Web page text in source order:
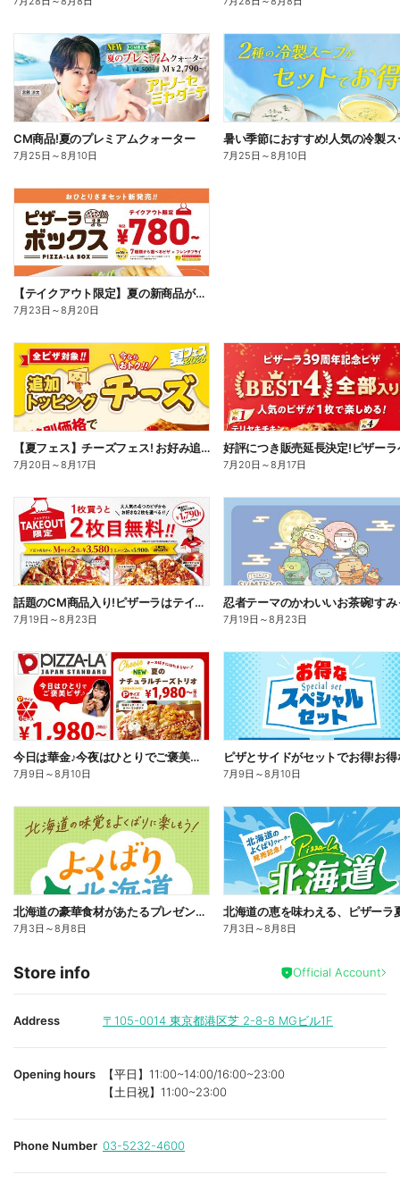
CM商品!夏のプレミアムクォーター
7月25日 ～8月10日 7月25日 ～8月10日
【テイクアウト限定】夏の新商品が加わった、ピザーラボックス
7月23日 ～8月20日
【夏フェス】チーズフェス! お好み追加トッピング「チーズ」が半額以下で注文できる!
7月20日 ～8月17日 7月20日 ～8月17日
話題のCM商品入り!ピザーラはテイクアウトがお得!2枚目無料
7月19日 ～8月23日 7月19日 ～8月23日
今日は華金♪今夜はひとりでご褒美ピザ!ピザーラトリオ
7月9日 ～8月10日 7月9日 ～8月10日
北海道の豪華食材があたるプレゼントキャンペーン
7月3日 ～8月8日 7月3日 ～8月8日
Store info Official Account
Address 〒105-0014 東京都港区芝 2-8-8 MGビル1F
Opening hours
【平日】11:00~14:00/16:00~23:00
【土日祝】11:00~23:00
Phone Number 03-5232-4600